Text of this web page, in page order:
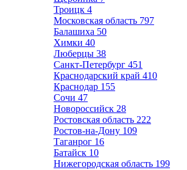
Троицк 4
Московская область 797
Балашиха 50
Химки 40
Люберцы 38
Санкт-Петербург 451
Краснодарский край 410
Краснодар 155
Сочи 47
Новороссийск 28
Ростовская область 222
Ростов-на-Дону 109
Таганрог 16
Батайск 10
Нижегородская область 199